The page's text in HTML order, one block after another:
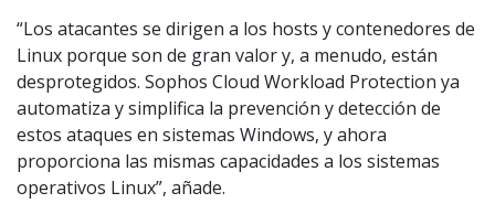
“Los atacantes se dirigen a los hosts y contenedores de
Linux porque son de gran valor y, a menudo, están
desprotegidos. Sophos Cloud Workload Protection ya
automatiza y simplifica la prevención y detección de
estos ataques en sistemas Windows, y ahora
proporciona las mismas capacidades a los sistemas
operativos Linux”, añade.